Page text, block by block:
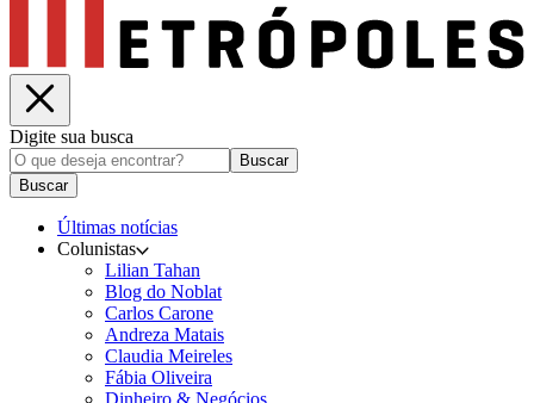
Digite sua busca
Buscar
Buscar
Últimas notícias
Colunistas
Lilian Tahan
Blog do Noblat
Carlos Carone
Andreza Matais
Claudia Meireles
Fábia Oliveira
Dinheiro & Negócios